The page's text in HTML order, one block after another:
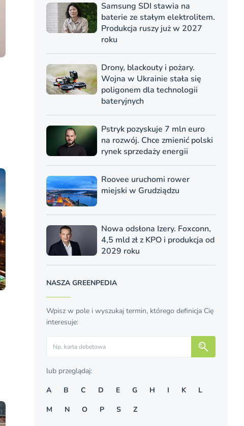
Samsung SDI stawia na
baterie ze stałym elektrolitem.
Produkcja ruszy już w 2027
roku
Drony, blackouty i pożary.
Wojna w Ukrainie stała się
poligonem dla technologii
bateryjnych
Pstryk pozyskuje 7 mln euro
na rozwój. Chce zmienić polski
rynek sprzedaży energii
Roovee uruchomi rower
miejski w Grudziądzu
Nowa odsłona Izery. Foxconn,
4,5 mld zł z KPO i produkcja od
2029 roku
NASZA GREENPEDIA
Wpisz w pole i wyszukaj termin, którego definicja Cię
interesuje:
lub przeglądaj:
A
B C D E G H I K
L
M
N O P S Z